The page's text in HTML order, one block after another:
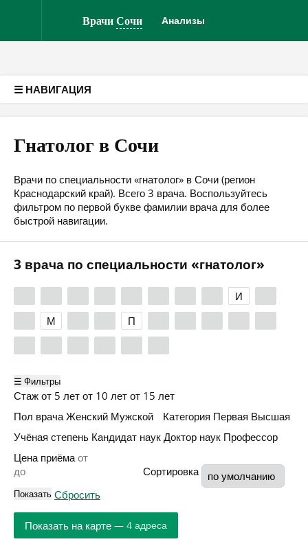
ВрачиСочи Анализы
☰ НАВИГАЦИЯ
Гнатолог в Сочи
Врачи по специальности «гнатолог» в Сочи (регион
Краснодарский край). Всего 3 врача. Воспользуйтесь
фильтром по первой букве фамилии врача для более
быстрой навигации.
3 врача по специальности «гнатолог»
И
М П
☰ Фильтры
Стаж от 5 лет от 10 лет от 15 лет
Пол врача Женский Мужской Категория Первая Высшая
Учёная степень Кандидат наук Доктор наук Профессор
Цена приёма
Сортировка
Показать Сбросить
Показать на карте — 4 адреса